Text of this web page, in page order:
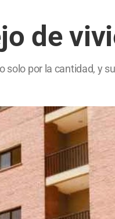
de
por la cantidad, y